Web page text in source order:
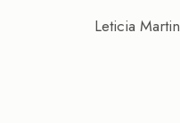
Leticia Martin